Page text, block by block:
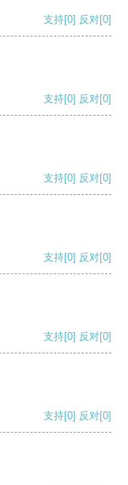
支持[0] 反对[0]
支持[0] 反对[0]
支持[0] 反对[0]
支持[0] 反对[0]
支持[0] 反对[0]
支持[0] 反对[0]